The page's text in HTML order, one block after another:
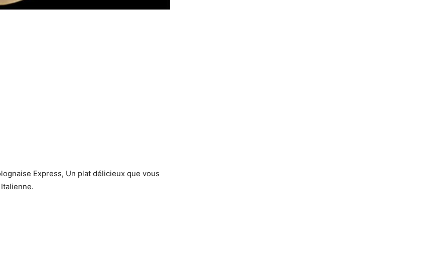
Express, Un plat délicieux que vous